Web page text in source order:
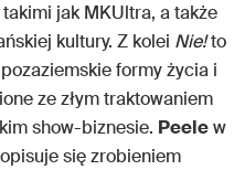
jak MKUltra, a także
kultury. Z kolei Nie!to
formy życia i
ze złym traktowaniem
show-biznesie. Peelew
się zrobieniem